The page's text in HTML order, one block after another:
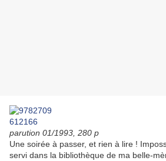
parution 01/1993, 280 p
Une soirée à passer, et rien à lire !
servi dans la bibliothèque de ma belle-